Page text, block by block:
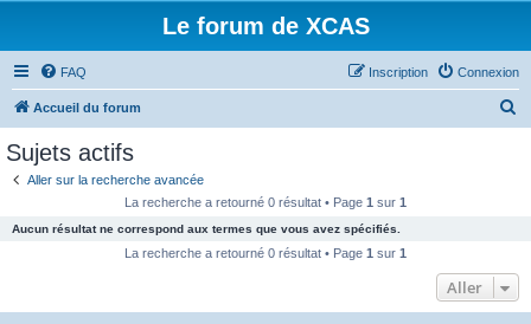
Le forum de XCAS
FAQ Connexion
Inscription
Accueil du forum
c
Sujets actifs
Aller sur la recherche avancée
La recherche a retourné 0 résultat • Page 1 sur 1
Aucun résultat ne correspond aux termes que vous avez spécifiés.
La recherche a retourné 0 résultat • Page 1 sur 1
Aller